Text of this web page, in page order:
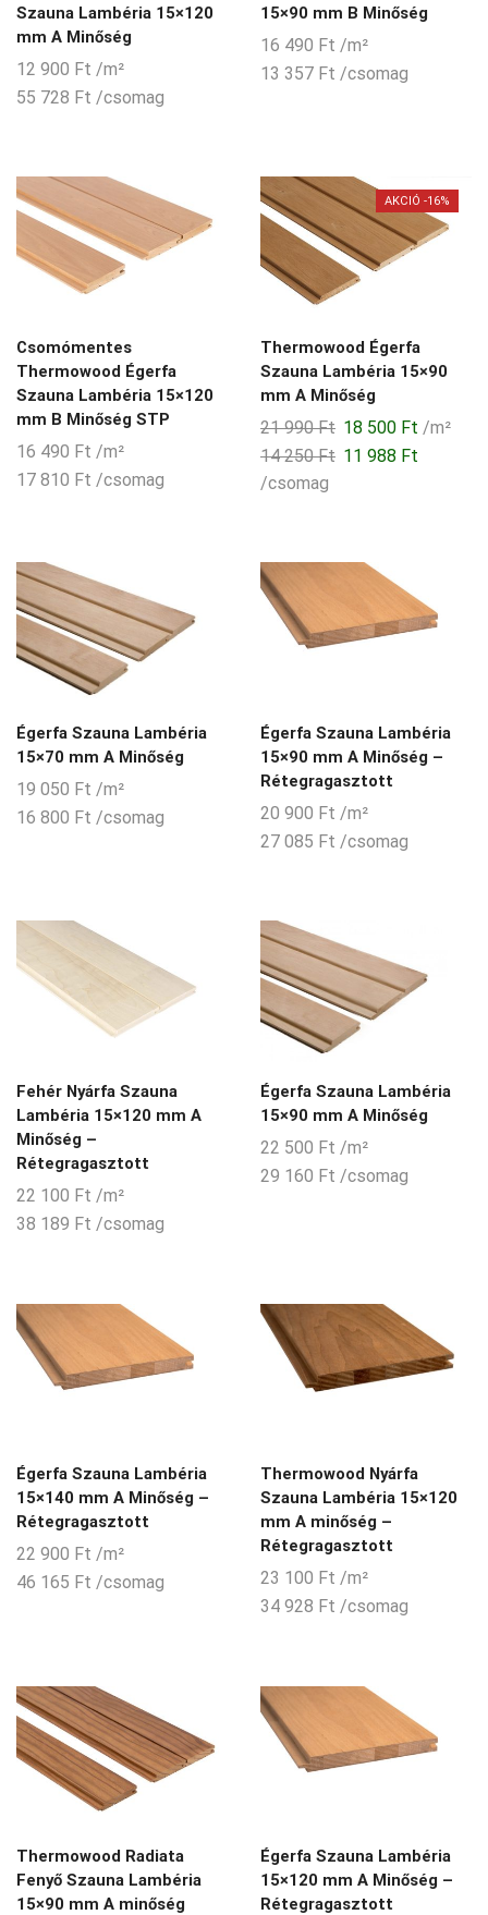
Szauna Lambéria 15×120
mm A Minőség
12 900 Ft /m²
55 728 Ft /csomag
15×90 mm B Minőség
16 490 Ft /m²
13 357 Ft /csomag
Csomómentes
Thermowood Égerfa
Szauna Lambéria 15×120
mm B Minőség STP
16 490 Ft /m²
17 810 Ft /csomag
AKCIÓ -16%
Thermowood Égerfa
Szauna Lambéria 15×90
mm A Minőség
21 990Ft Original
price
18 500 Ft Current
/m²
14 250Ft 11 988 Ft
/csomag
Égerfa Szauna Lambéria
15×70 mm A Minőség
19 050 Ft /m²
16 800 Ft /csomag
Égerfa Szauna Lambéria
15×90 mm A Minőség –
Rétegragasztott
20 900 Ft /m²
27 085 Ft /csomag
Fehér Nyárfa Szauna
Lambéria 15×120 mm A
Minőség –
Rétegragasztott
22 100 Ft /m²
38 189 Ft /csomag
Égerfa Szauna Lambéria
15×90 mm A Minőség
22 500 Ft /m²
29 160 Ft /csomag
Égerfa Szauna Lambéria
15×140 mm A Minőség –
Rétegragasztott
22 900 Ft /m²
46 165 Ft /csomag
Thermowood Nyárfa
Szauna Lambéria 15×120
mm A minőség –
Rétegragasztott
23 100 Ft /m²
34 928 Ft /csomag
Thermowood Radiata
Fenyő Szauna Lambéria
15×90 mm A minőség
Égerfa Szauna Lambéria
15×120 mm A Minőség –
Rétegragasztott